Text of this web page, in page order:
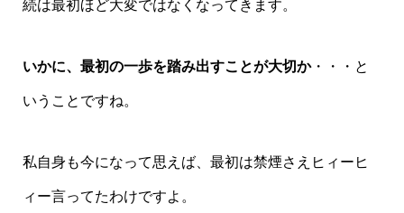
続は最初ほど大変ではなくなってきます。
いかに、最初の一歩を踏み出すことが大切か・・・と
いうことですね。
私自身も今になって思えば、最初は禁煙さえヒィーヒ
ィー言ってたわけですよ。